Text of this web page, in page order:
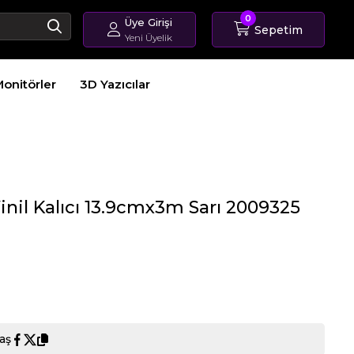
Üye Girişi
Yeni Üyelik
Üye Ol
0
Sepetim
3D Yazıcılar
Kalıcı 13.9cmx3m Sarı 2009325